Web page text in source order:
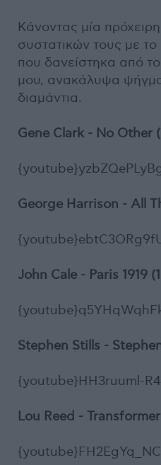
Κάνοντας μία
συστατικών τους με το
που δανείστηκα από το
μου, ανακάλυψα
διαμάντια.
Gene Clark - No Other
George Harrison - All
John Cale - Paris 1919
Stephen Stills -
{youtube}HH3ruuml-
Lou Reed - Transformer